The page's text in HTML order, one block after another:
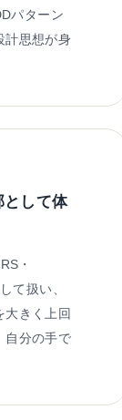
パターン
計思想が身
として体
・
て扱い、
大きく上回
自分の手で